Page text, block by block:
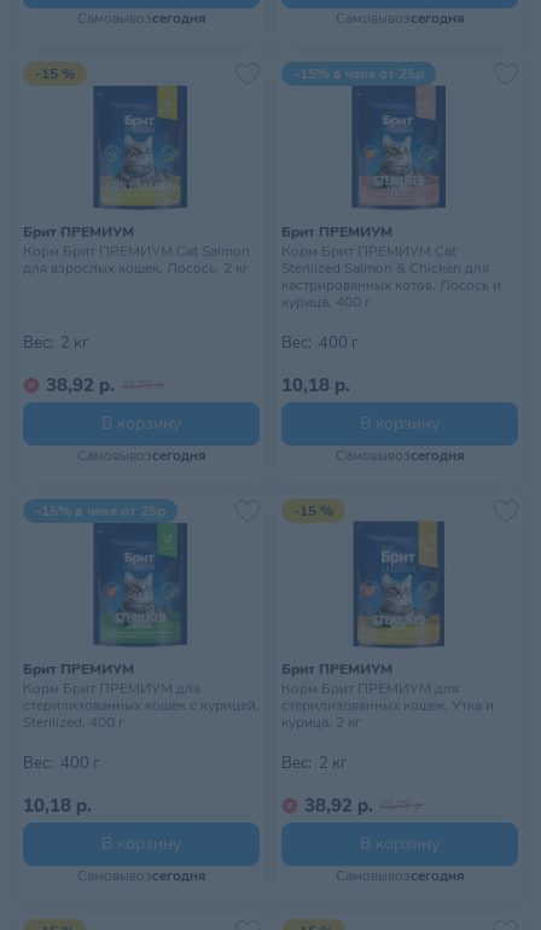
Самовывозсегодня Самовывозсегодня
-15 %
Брит ПРЕМИУМ
Корм Брит ПРЕМИУМ Cat Salmon
для взрослых кошек, Лосось, 2 кг
Вес: 2 кг
38,92 р. 45,79 р.
В корзину
Самовывозсегодня
-15% в чеке от 25р
Брит ПРЕМИУМ
Корм Брит ПРЕМИУМ Cat
Sterilized Salmon & Chicken для
кастрированных котов, Лосось и
курица, 400 г
Вес: 400 г
10,18 р.
В корзину
Самовывозсегодня
-15% в чеке от 25р
Брит ПРЕМИУМ
Корм Брит ПРЕМИУМ для
стерилизованных кошек с курицей,
Sterilized, 400 г
Вес: 400 г
10,18 р.
В корзину
Самовывозсегодня
-15 %
Брит ПРЕМИУМ
Корм Брит ПРЕМИУМ для
стерилизованных кошек, Утка и
курица, 2 кг
Вес: 2 кг
38,92 р. 45,79 р.
В корзину
Самовывозсегодня